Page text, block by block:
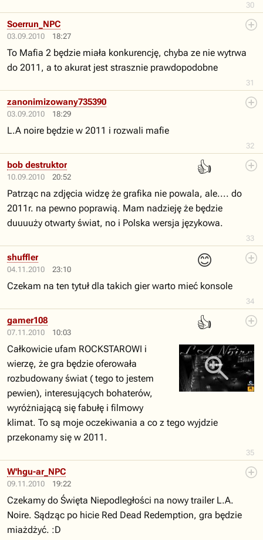
30
03.09.2010 18:27
31
Soerrun_NPC
To Mafia 2 będzie miała konkurencję, chyba ze nie wytrwa
do 2011, a to akurat jest strasznie prawdopodobne
03.09.2010 18:29
32
zanonimizowany735390
L.A noire będzie w 2011 i rozwali mafie
10.09.2010 20:52
👍
33
bob destruktor
Patrząc na zdjęcia widzę że grafika nie powala, ale.... do
2011r. na pewno poprawią. Mam nadzieję że będzie
duuuuży otwarty świat, no i Polska wersja językowa.
04.11.2010 23:10
😊
34
shuffler
Czekam na ten tytuł dla takich gier warto mieć konsole
07.11.2010 10:03
👍
35
gamer108
Całkowicie ufam ROCKSTAROWI i
wierzę, że gra będzie oferowała
rozbudowany świat ( tego to jestem
pewien), interesujących bohaterów,
wyróżniającą się fabułę i filmowy
klimat. To są moje oczekiwania a co z tego wyjdzie
przekonamy się w 2011.
09.11.2010 19:22
W'hgu-ar_NPC
Czekamy do Święta Niepodległości na nowy trailer L.A.
Noire. Sądząc po hicie Red Dead Redemption, gra będzie
miażdżyć. :D